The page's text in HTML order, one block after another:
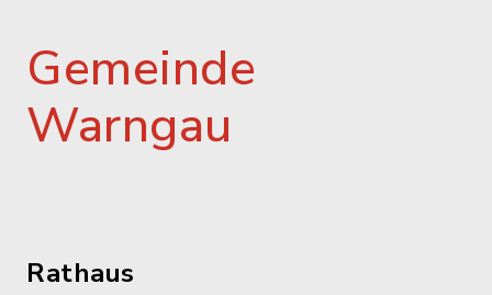
Gemeinde
Warngau
Rathaus